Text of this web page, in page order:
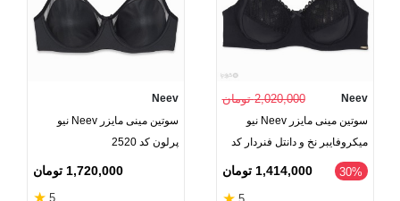
Neev 2,020,000 تومان
سوتین مینی مایزر Neev نیو
میکروفایبر نخ و دانتل فنردار کد
911
‎30% 1,414,000 تومان
Neev
سوتین مینی مایزر Neev نیو
پرلون کد 2520
1,720,000 تومان
5
★